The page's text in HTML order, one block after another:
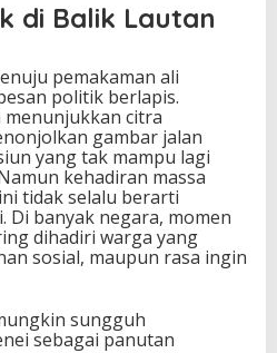
di Balik Lautan
pemakaman ali
politik berlapis.
citra
gambar jalan
yang tak mampu lagi
kehadiran massa
tidak selalu berarti
banyak negara, momen
dihadiri warga yang
sosial, maupun rasa ingin
sungguh
sebagai panutan